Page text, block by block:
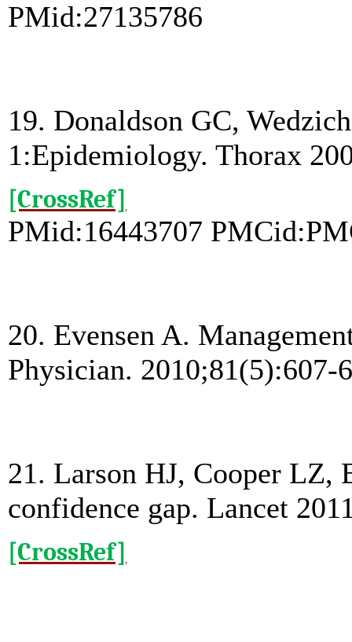
PMid:27135786
19. Donaldson GC,
1:Epidemiology. Thorax
[CrossRef]
PMid:16443707
20. Evensen A.
Physician. 2010;81(5):607-
21. Larson HJ, Cooper LZ,
confidence gap. Lancet
[CrossRef]